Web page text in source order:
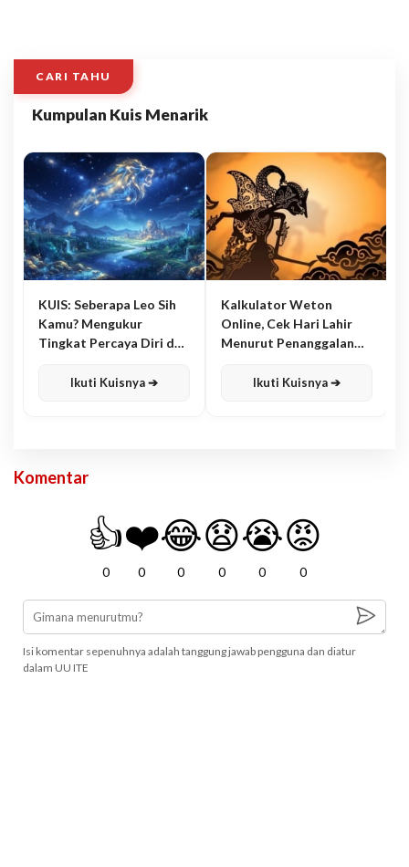
CARI TAHU
Kumpulan Kuis Menarik
KUIS: Seberapa Leo Sih
Kamu? Mengukur
Tingkat Percaya Diri dan
Ikuti Kuisnya ➔
Kalkulator Weton
Online, Cek Hari Lahir
Menurut Penanggalan
Ikuti Kuisnya ➔
Komentar
👍
0
❤️
0
😂
0
😧
0
😭
0
😡
0
Isi komentar sepenuhnya adalah tanggung jawab pengguna dan diatur
dalam UU ITE